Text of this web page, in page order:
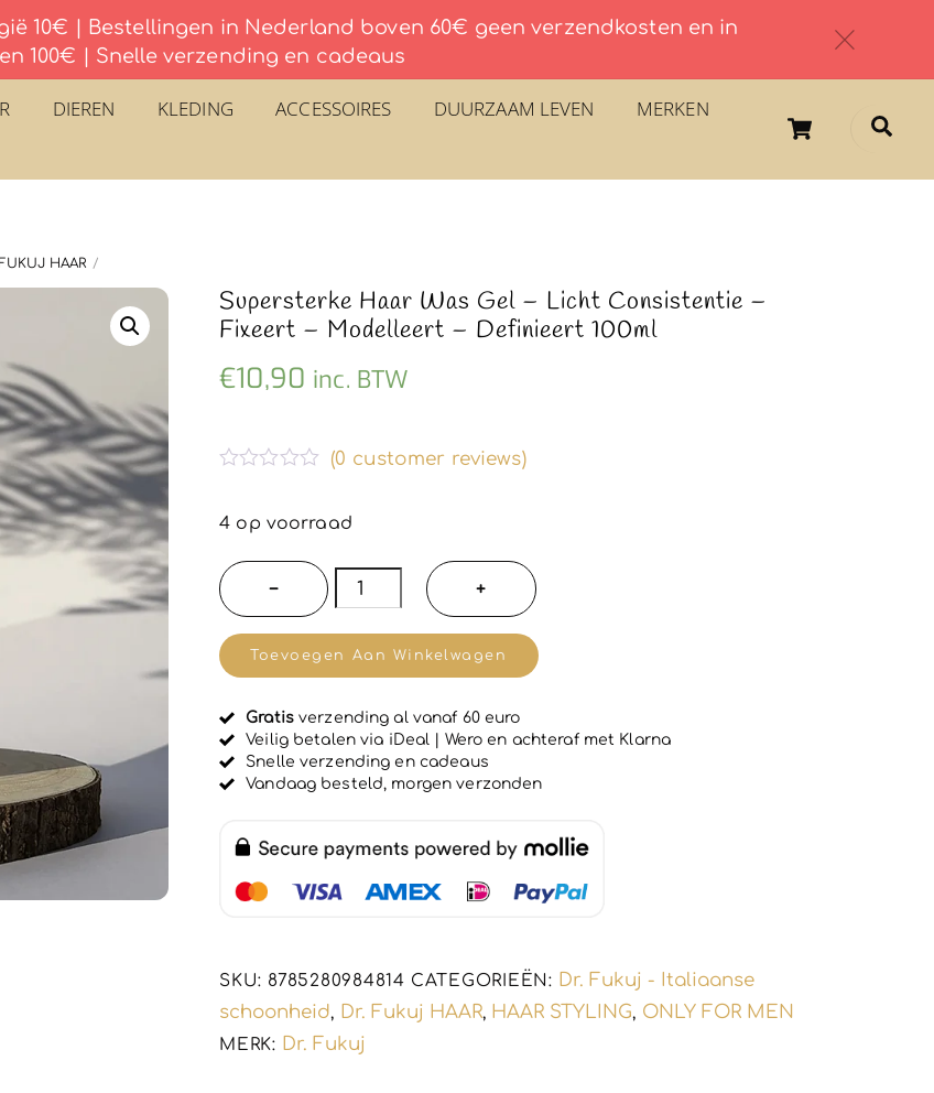
10€ | Bestellingen in Nederland boven 60€ geen verzendkosten en in
100€ | Snelle verzending en cadeaus
c
Cart
DIEREN KLEDING ACCESSOIRES DUURZAAM LEVEN MERKEN
HAAR
Supersterke Haar Was Gel – Licht Consistentie –
Fixeert – Modelleert – Definieert 100ml
€10,90 inc. BTW
w
r
d
e
r
d
0
i
t
5
(0 customer reviews)
4 op voorraad
−
Supersterke
haar
was
licht
consistentie
-
-
modelleert
100ml
aantal
+
Toevoegen Aan Winkelwagen
Gratisverzending al vanaf 60 euro
Veilig betalen via iDeal | Wero en achteraf met Klarna
Snelle verzending en cadeaus
Vandaag besteld, morgen verzonden
SKU: 8785280984814 CATEGORIEËN: Dr. Fukuj - Italiaanse
schoonheid, Dr. Fukuj HAAR, HAAR STYLING, ONLY FOR MEN
MERK: Dr. Fukuj